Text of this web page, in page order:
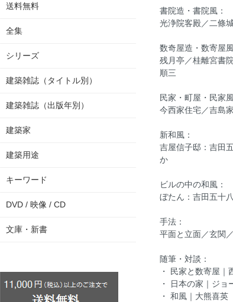
書院造・書院風：
光浄院客殿／二條
数奇屋造・数寄屋風
残月亭／桂離宮書
順三
民家・町屋・民家風
今西家住宅／吉島
新和風：
吉屋信子邸：吉田
か
ビルの中の和風：
ぼたん：吉田五十
手法：
平面と立面／玄関
随筆・対談：
・ 民家と数寄屋｜
・ 日本の家｜ジョ
・ 和風｜大熊喜英
送料無料
全集
シリーズ
建築雑誌（タイトル別）
建築雑誌（出版年別）
建築家
建築用途
キーワード
DVD / 映像 / CD
文庫・新書